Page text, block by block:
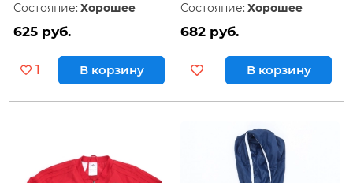
Состояние: Хорошее
625 руб.
1 В корзину
Состояние: Хорошее
682 руб.
В корзину